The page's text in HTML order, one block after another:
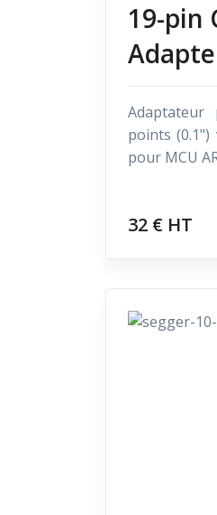
19-pin
points
pour MCU
32 € HT